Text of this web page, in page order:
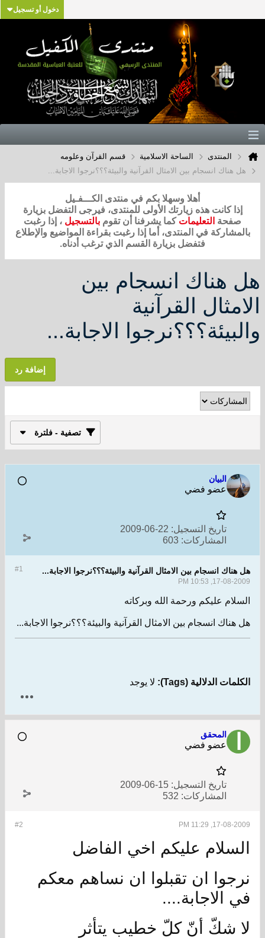
دخول أو تسجيل
المنتدى الساحة الاسلامية
قسم القرآن وعلومه
هل هناك انسجام بين الامثال القرآنية والبيئة؟؟؟نرجوا الاجابة...
أهلا وسهلا بكم في منتدى الكـــفـيل
إذا كانت هذه زيارتك الأولى للمنتدى، فيرجى التفضل بزيارة
صفحة التعليمات كما يشرفنا أن تقوم بالتسجيل ، إذا رغبت
بالمشاركة في المنتدى، أما إذا رغبت بقراءة المواضيع والإطلاع
فتفضل بزيارة القسم الذي ترغب أدناه.
هل هناك انسجام بين
الامثال القرآنية
والبيئة؟؟؟نرجوا الاجابة...
إضافة رد
تصفية - فلترة
البيان
عضو فضي
تاريخ التسجيل: 22-06-2009
المشاركات: 603
#1 هل هناك انسجام بين الامثال القرآنية والبيئة؟؟؟نرجوا الاجابة...
17-08-2009, 10:53 PM
السلام عليكم ورحمة الله وبركاته
هل هناك انسجام بين الامثال القرآنية والبيئة؟؟؟نرجوا الاجابة...
الكلمات الدلالية (Tags): لا يوجد
المحقق
عضو فضي
تاريخ التسجيل: 15-06-2009
المشاركات: 532
#2 17-08-2009, 11:29 PM
السلام عليكم اخي الفاضل
نرجوا ان تقبلوا ان نساهم معكم
في الاجابة....
لا شكّ أنّ كلّ خطيب يتأثر